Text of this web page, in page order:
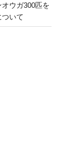
ウガ300匹を
いて